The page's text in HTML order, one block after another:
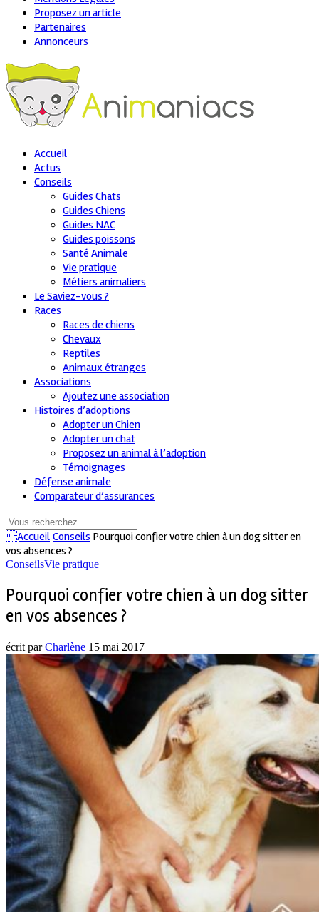
Proposez un article
Partenaires
Annonceurs
Accueil
Actus
Conseils
Guides Chats
Guides Chiens
Guides NAC
Guides poissons
Santé Animale
Vie pratique
Métiers animaliers
Le Saviez-vous ?
Races
Races de chiens
Chevaux
Reptiles
Animaux étranges
Associations
Ajoutez une association
Histoires d’adoptions
Adopter un Chien
Adopter un chat
Proposez un animal à l’adoption
Témoignages
Défense animale
Comparateur d’assurances
Accueil Conseils Pourquoi confier votre chien à un dog sitter en
vos absences ?
ConseilsVie pratique
Pourquoi confier votre chien à un dog sitter
en vos absences ?
écrit parCharlène 15 mai 2017